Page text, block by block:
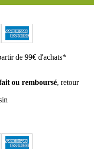
de 99€ d'achats*
ou remboursé, retour